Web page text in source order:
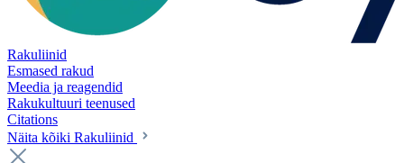
Rakuliinid
Esmased rakud
Meedia ja reagendid
Rakukultuuri teenused
Citations
Näita kõiki Rakuliinid